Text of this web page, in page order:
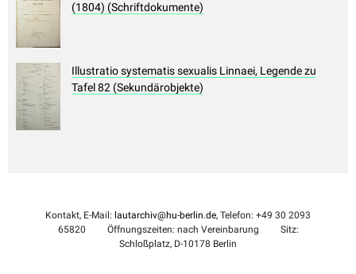
(1804) (Schriftdokumente)
Illustratio systematis sexualis Linnaei, Legende zu
Tafel 82 (Sekundärobjekte)
Kontakt, E-Mail: lautarchiv@hu-berlin.de, Telefon: +49 30 2093
65820
Öffnungszeiten: nach Vereinbarung
Sitz:
Schloßplatz, D-10178 Berlin